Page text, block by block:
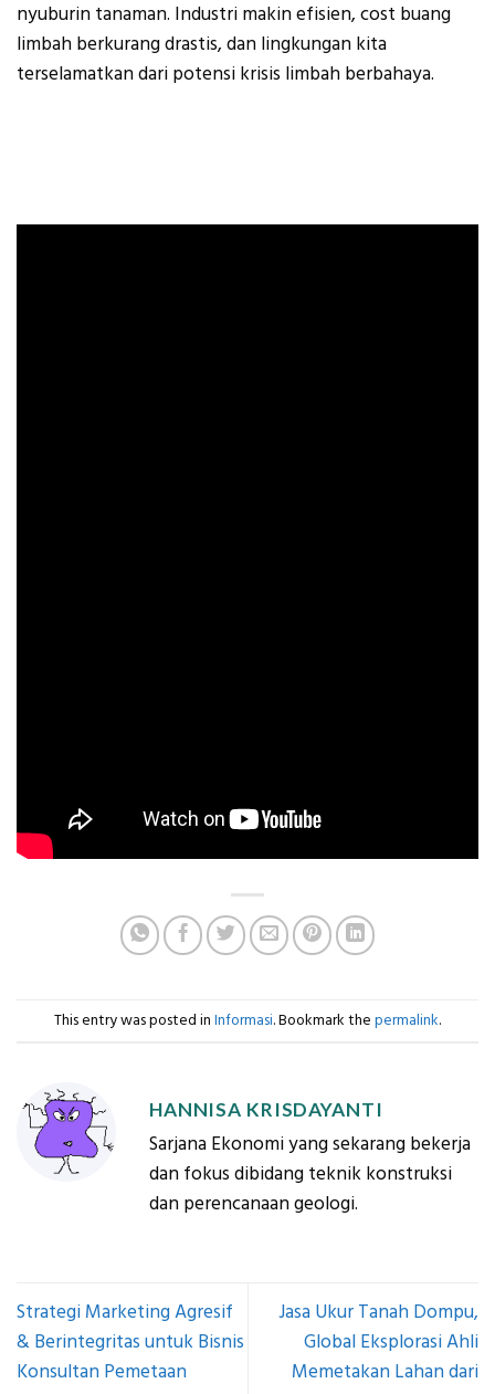
nyuburin tanaman. Industri makin efisien, cost buang
limbah berkurang drastis, dan lingkungan kita
terselamatkan dari potensi krisis limbah berbahaya.
This entry was posted in Informasi. Bookmark the permalink.
HANNISA KRISDAYANTI
Sarjana Ekonomi yang sekarang bekerja
dan fokus dibidang teknik konstruksi
dan perencanaan geologi.
Strategi Marketing Agresif
& Berintegritas untuk Bisnis
Konsultan Pemetaan
Jasa Ukur Tanah Dompu,
Global Eksplorasi Ahli
Memetakan Lahan dari